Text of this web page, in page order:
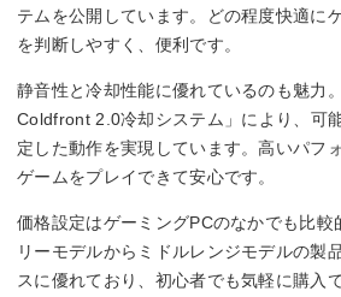
テムを公開しています。どの程度快適に
を判断しやすく、便利です。
静音性と冷却性能に優れているのも魅力
Coldfront 2.0冷却システム」により、可
定した動作を実現しています。高いパフ
ゲームをプレイできて安心です。
価格設定はゲーミングPCのなかでも比較
リーモデルからミドルレンジモデルの製
スに優れており、初心者でも気軽に購入